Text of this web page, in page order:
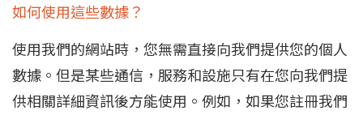
如何使用這些數據？
使用我們的網站時，您無需直接向我們提供您的個人
數據。但是某些通信，服務和設施只有在您向我們提
供相關詳細資訊後方能使用。例如，如果您註冊我們